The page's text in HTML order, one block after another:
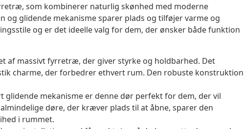
som kombinerer naturlig skønhed med moderne
glidende mekanisme sparer plads og tilføjer varme og
og er det ideelle valg for dem, der ønsker både funktion
af massivt fyrretræ, der giver styrke og holdbarhed. Det
charme, der forbedrer ethvert rum. Den robuste konstruktion
glidende mekanisme er denne dør perfekt for dem, der vil
døre, der kræver plads til at åbne, sparer den
i rummet.